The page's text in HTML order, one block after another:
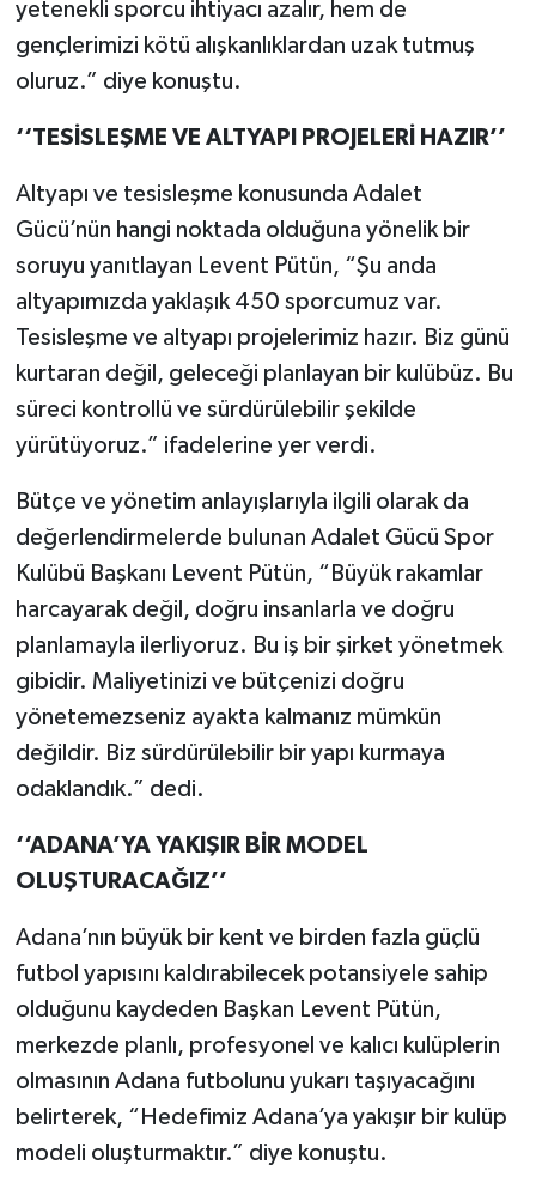
yetenekli sporcu ihtiyacı azalır, hem de
gençlerimizi kötü alışkanlıklardan uzak tutmuş
oluruz.” diye konuştu.
‘‘TESİSLEŞME VE ALTYAPI PROJELERİ HAZIR’’
Altyapı ve tesisleşme konusunda Adalet
Gücü’nün hangi noktada olduğuna yönelik bir
soruyu yanıtlayan Levent Pütün, “Şu anda
altyapımızda yaklaşık 450 sporcumuz var.
Tesisleşme ve altyapı projelerimiz hazır. Biz günü
kurtaran değil, geleceği planlayan bir kulübüz. Bu
süreci kontrollü ve sürdürülebilir şekilde
yürütüyoruz.” ifadelerine yer verdi.
Bütçe ve yönetim anlayışlarıyla ilgili olarak da
değerlendirmelerde bulunan Adalet Gücü Spor
Kulübü Başkanı Levent Pütün, “Büyük rakamlar
harcayarak değil, doğru insanlarla ve doğru
planlamayla ilerliyoruz. Bu iş bir şirket yönetmek
gibidir. Maliyetinizi ve bütçenizi doğru
yönetemezseniz ayakta kalmanız mümkün
değildir. Biz sürdürülebilir bir yapı kurmaya
odaklandık.” dedi.
‘‘ADANA’YA YAKIŞIR BİR MODEL
OLUŞTURACAĞIZ’’
Adana’nın büyük bir kent ve birden fazla güçlü
futbol yapısını kaldırabilecek potansiyele sahip
olduğunu kaydeden Başkan Levent Pütün,
merkezde planlı, profesyonel ve kalıcı kulüplerin
olmasının Adana futbolunu yukarı taşıyacağını
belirterek, “Hedefimiz Adana’ya yakışır bir kulüp
modeli oluşturmaktır.” diye konuştu.